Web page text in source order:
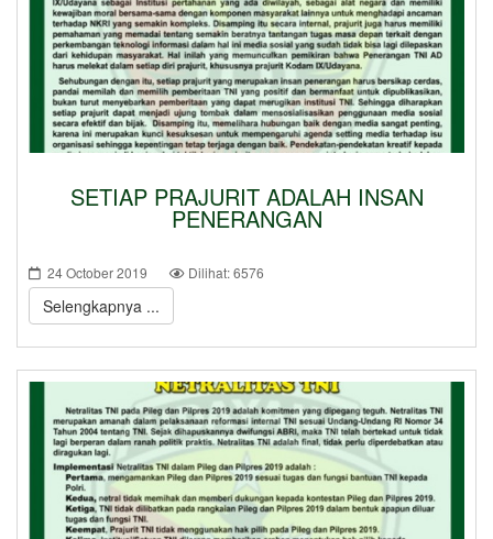
SETIAP PRAJURIT ADALAH INSAN
PENERANGAN
24 October 2019 Dilihat: 6576
Selengkapnya ...